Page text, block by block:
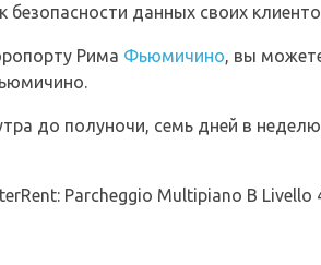
безопасности данных своих
Рима Фьюмичино, вы
до полуночи, семь дней в
Parcheggio Multipiano B Livello